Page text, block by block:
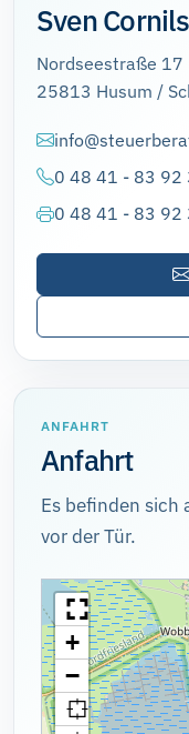
Sven
Nordseestraße 17
25813 Husum /
0 48 41 - 83 92
0 48 41 - 83 92
ANFAHRT
Anfahrt
Es befinden sich
vor der Tür.
+
−